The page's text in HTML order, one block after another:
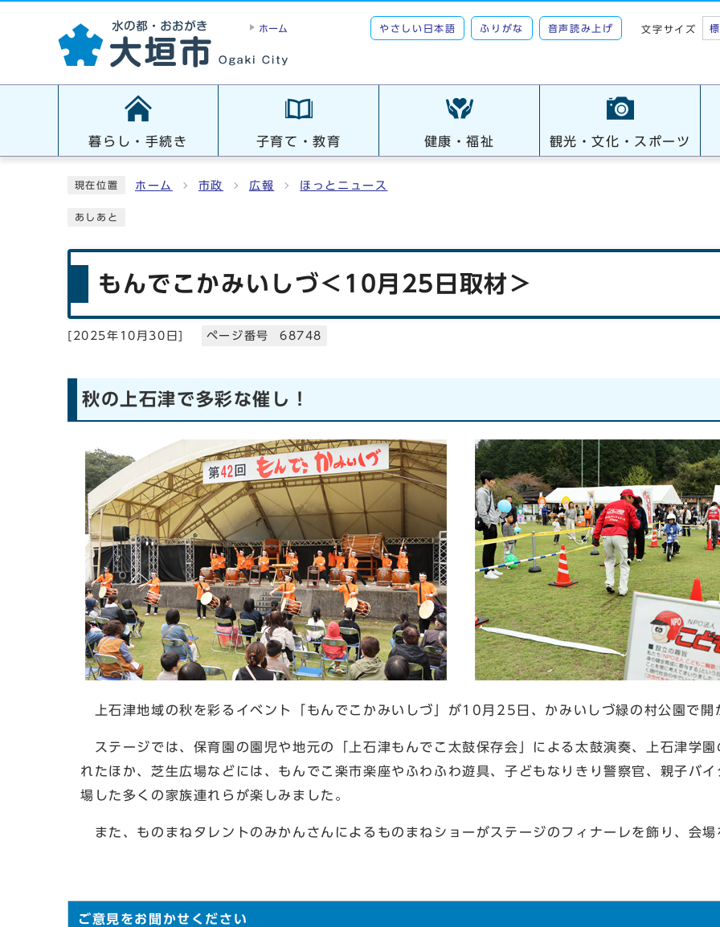
ホーム やさしい日本語 ふりがな 音声読み上げ 文字サイズ
暮らし・手続き 子育て・教育 健康・福祉 観光・文化・スポーツ
現在位置 ホーム 市政 広報 ほっとニュース
あしあと
もんでこかみいしづ＜10月25日取材＞
2025年10月30日 ページ番号 68748
秋の上石津で多彩な催し！
上石津地域の秋を彩るイベント「もんでこかみいしづ」が10月25日、かみいしづ緑の村公園で
ステージでは、保育園の園児や地元の「上石津もんでこ太鼓保存会」による太鼓演奏、上石津学
れたほか、芝生広場などには、もんでこ楽市楽座やふわふわ遊具、子どもなりきり警察官、親子バ
場した多くの家族連れらが楽しみました。
また、ものまねタレントのみかんさんによるものまねショーがステージのフィナーレを飾り、会
ご意見をお聞かせください